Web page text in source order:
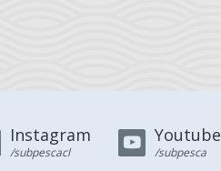
Instagram
/subpescacl
Youtube
/subpesca